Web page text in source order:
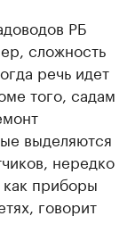
РБ
сложность
речь идет
того, садам
выделяются
нередко
как приборы
говорит